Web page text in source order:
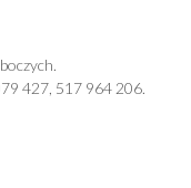
427, 517 964 206.